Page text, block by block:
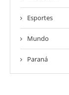
Esportes
Mundo
Paraná